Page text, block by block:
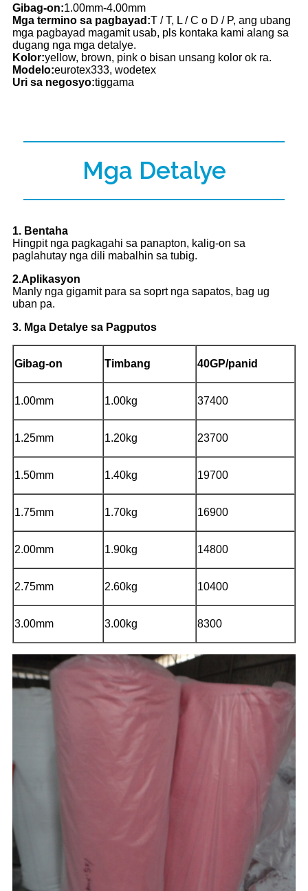
Gibag-on:1.00mm-4.00mm
Mga termino sa pagbayad:T / T, L / C o D / P, ang ubang
mga pagbayad magamit usab, pls kontaka kami alang sa
dugang nga mga detalye.
Kolor:yellow, brown, pink o bisan unsang kolor ok ra.
Modelo:eurotex333, wodetex
Uri sa negosyo:tiggama
Mga Detalye
1. Bentaha
Hingpit nga pagkagahi sa panapton, kalig-on sa
paglahutay nga dili mabalhin sa tubig.
2.Aplikasyon
Manly nga gigamit para sa soprt nga sapatos, bag ug
uban pa.
3. Mga Detalye sa Pagputos
Gibag-on Timbang 40GP/panid
1.00mm 1.00kg 37400
1.25mm 1.20kg 23700
1.50mm 1.40kg 19700
1.75mm 1.70kg 16900
2.00mm 1.90kg 14800
2.75mm 2.60kg 10400
3.00mm 3.00kg 8300